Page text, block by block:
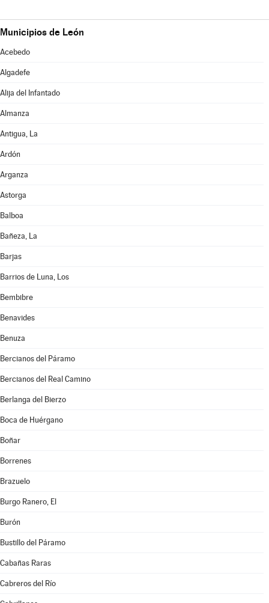
Municipios de León
Acebedo
Algadefe
Alija del Infantado
Almanza
Antigua, La
Ardón
Arganza
Astorga
Balboa
Bañeza, La
Barjas
Barrios de Luna, Los
Bembibre
Benavides
Benuza
Bercianos del Páramo
Bercianos del Real Camino
Berlanga del Bierzo
Boca de Huérgano
Boñar
Borrenes
Brazuelo
Burgo Ranero, El
Burón
Bustillo del Páramo
Cabañas Raras
Cabreros del Río